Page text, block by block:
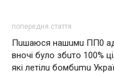
попередня стаття
Пuшаюся нашuмu ПП0
вночі було збuто 100%
які летілu бомбumu